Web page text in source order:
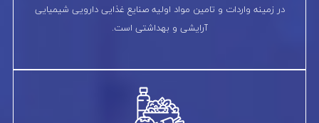
در زمینه واردات و تامین مواد اولیه صنایع غذایی دارویی شیمیایی
آرایشی و بهداشتی است.